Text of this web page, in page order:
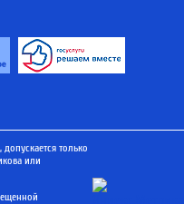
только
или